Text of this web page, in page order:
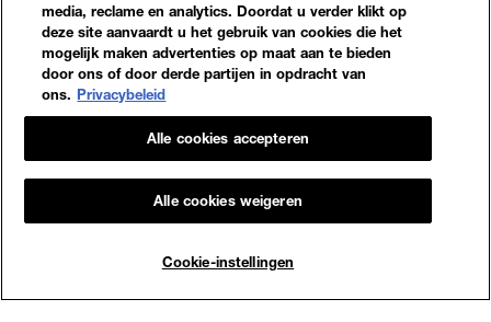
Cookie-Instellingen
© 2023 Maybelline New York
media, reclame en analytics. Doordat u verder klikt op
deze site aanvaardt u het gebruik van cookies die het
mogelijk maken advertenties op maat aan te bieden
door ons of door derde partijen in opdracht van
ons. Privacybeleid
Cookie-instellingen
Alle cookies weigeren
Alle cookies accepteren